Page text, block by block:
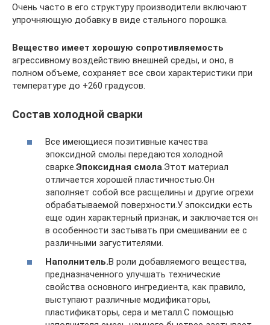
Очень часто в его структуру производители включают
упрочняющую добавку в виде стального порошка.
Вещество имеет хорошую сопротивляемость
агрессивному воздействию внешней среды, и оно, в
полном объеме, сохраняет все свои характеристики при
температуре до +260 градусов.
Состав холодной сварки
Все имеющиеся позитивные качества
эпоксидной смолы передаются холодной
сварке.Эпоксидная смола.Этот материал
отличается хорошей пластичностью.Он
заполняет собой все расщелины и другие огрехи
обрабатываемой поверхности.У эпоксидки есть
еще один характерный признак, и заключается он
в особенности застывать при смешивании ее с
различными загустителями.
Наполнитель.В роли добавляемого вещества,
предназначенного улучшать технические
свойства основного ингредиента, как правило,
выступают различные модификаторы,
пластификаторы, сера и металл.С помощью